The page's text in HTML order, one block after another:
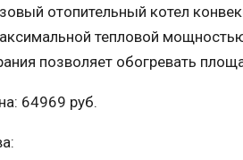
отопительный котел
тепловой
позволяет обогревать
64969 руб.